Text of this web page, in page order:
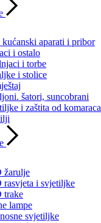
aparati i pribor
i ostalo
i torbe
i stolice
šatori, suncobrani
i zaštita od komaraca
žarulje
rasvjeta i svjetiljke
trake
lampe
svjetiljke